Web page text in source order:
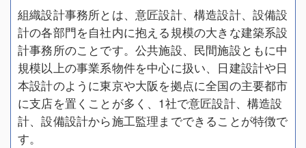
組織設計事務所とは、意匠設計、構造設計、設備設
計の各部門を自社内に抱える規模の大きな建築系設
計事務所のことです。公共施設、民間施設ともに中
規模以上の事業系物件を中心に扱い、日建設計や日
本設計のように東京や大阪を拠点に全国の主要都市
に支店を置くことが多く、1社で意匠設計、構造設
計、設備設計から施工監理までできることが特徴で
す。